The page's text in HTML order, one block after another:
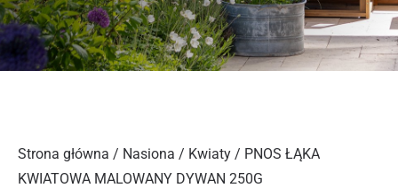
Strona główna / Nasiona / Kwiaty / PNOS ŁĄKA
KWIATOWA MALOWANY DYWAN 250G